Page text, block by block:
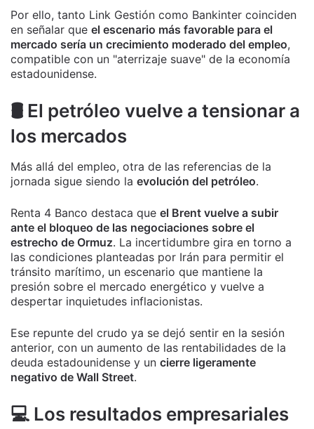
Por ello, tanto Link Gestión como Bankinter coinciden
en señalar que el escenario más favorable para el
mercado sería un crecimiento moderado del empleo,
compatible con un "aterrizaje suave" de la economía
estadounidense.
🛢️ El petróleo vuelve a tensionar a
los mercados
Más allá del empleo, otra de las referencias de la
jornada sigue siendo la evolución del petróleo.
Renta 4 Banco destaca que el Brent vuelve a subir
ante el bloqueo de las negociaciones sobre el
estrecho de Ormuz. La incertidumbre gira en torno a
las condiciones planteadas por Irán para permitir el
tránsito marítimo, un escenario que mantiene la
presión sobre el mercado energético y vuelve a
despertar inquietudes inflacionistas.
Ese repunte del crudo ya se dejó sentir en la sesión
anterior, con un aumento de las rentabilidades de la
deuda estadounidense y un cierre ligeramente
negativo de Wall Street.
💻 Los resultados empresariales